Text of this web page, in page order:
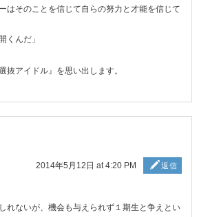
はそのことを信じて自らの努力と才能を信じて
くんだ」
抜アイドル』を思い出します。
2014年5月12日 at 4:20 PM 返信
れないが、機会も与えられず１期生と争えとい